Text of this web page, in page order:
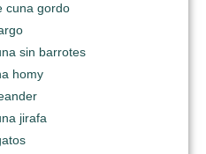
cuna gordo
sin barrotes
homy
jirafa